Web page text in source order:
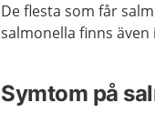
De flesta som får
salmonella finns även
Symtom på